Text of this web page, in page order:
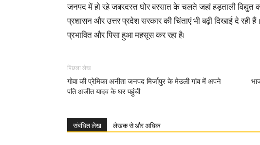
जनपद में हो रहे जबरदस्त घोर बरसात के चलते जहां हड़ताली विद्युत
प्रशासन और उत्तर प्रदेश सरकार की चिंताएं भी बढ़ी दिखाई दे
प्रभावित और पिसा हुआ महसूस कर रहा है।
पिछला लेख
गोवा की प्रेमिका अनीता जनपद मिर्जापुर के मेउली गांव में अपने
पति अजीत यादव के घर पहुंची
संबंधित लेख लेखक से और अधिक